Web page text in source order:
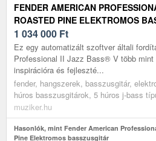
FENDER AMERICAN
ROASTED PINE ELEKTROMOS
1 034 000 Ft
Ez egy automatizált szoftver általi
Professional II Jazz Bass® V több mint
inspirációra és fejleszté...
fender, hangszerek, basszusgitár,
húros basszusgitárok, 5 húros j-bass
muziker.hu
Hasonlók, mint Fender American
Pine Elektromos basszusgitár